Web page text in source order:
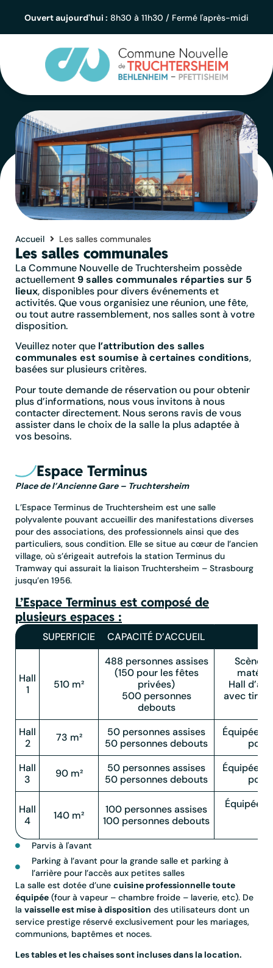
principalOuvert aujourd'hui : 8h30 à 11h30 / Fermé l'après-midi
Accueil Les salles communales
Les salles communales
La Commune Nouvelle de Truchtersheim possède
actuellement 9 salles communales réparties sur 5
lieux, disponibles pour divers événements et
activités. Que vous organisiez une réunion, une fête,
ou tout autre rassemblement, nos salles sont à votre
disposition.
Veuillez noter que l’attribution des salles
communales est soumise à certaines conditions,
basées sur plusieurs critères.
Pour toute demande de réservation ou pour obtenir
plus d’informations, nous vous invitons à nous
contacter directement. Nous serons ravis de vous
assister dans le choix de la salle la plus adaptée à
vos besoins.
Espace Terminus
Place de l’Ancienne Gare – Truchtersheim
L’Espace Terminus de Truchtersheim est une salle
polyvalente pouvant accueillir des manifestations diverses
pour des associations, des professionnels ainsi que des
particuliers, sous condition. Elle se situe au cœur de l’ancien
village, où s’érigeait autrefois la station Terminus du
Tramway qui assurait la liaison Truchtersheim – Strasbourg
jusqu’en 1956.
L’Espace Terminus est composé de
plusieurs espaces :
SUPERFICIE CAPACITÉ D’ACCUEIL
Hall
1
510 m²
488 personnes assises
(150 pour les fêtes
privées)
500 personnes
debouts
Scène
Hall
avec
Hall
2
73 m²
50 personnes assises
50 personnes debouts
Équipée
pour
Hall
3
90 m²
50 personnes assises
50 personnes debouts
Équipée
pour
Hall
4
140 m²
100 personnes assises
100 personnes debouts
Équipée
Parvis à l'avant
Parking à l’avant pour la grande salle et parking à
l’arrière pour l’accès aux petites salles
La salle est dotée d’une cuisine professionnelle toute
équipée (four à vapeur – chambre froide – laverie, etc). De
la vaisselle est mise à disposition des utilisateurs dont un
service prestige réservé exclusivement pour les mariages,
communions, baptêmes et noces.
Les tables et les chaises sont incluses dans la location.